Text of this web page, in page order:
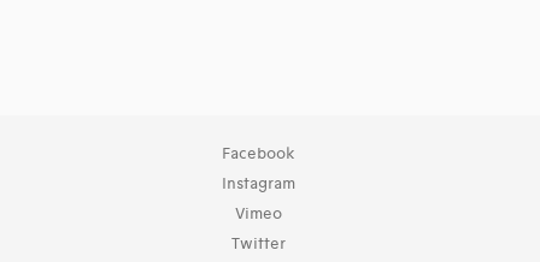
Facebook
Instagram
Vimeo
Twitter